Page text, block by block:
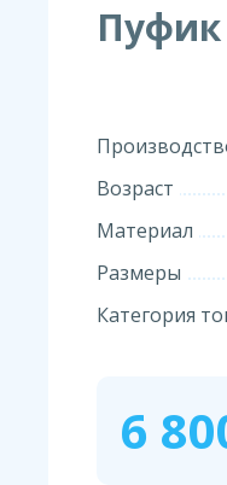
Возраст
Материал
Размеры
Категория
6